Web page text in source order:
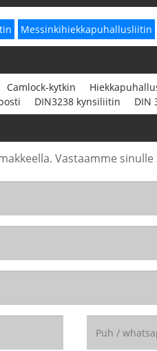
Messinkihiekkapuhallusliitin
Camlock-kytkin
DIN3238 kynsiliitin DIN
Vastaamme